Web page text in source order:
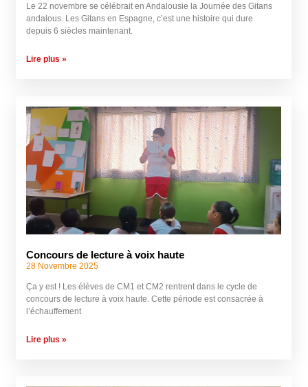
Le 22 novembre se célébrait en Andalousie la Journée des Gitans
andalous. Les Gitans en Espagne, c’est une histoire qui dure
depuis 6 siècles maintenant.
Lire plus »
Concours de lecture à voix haute
28 Novembre 2025
Ça y est ! Les élèves de CM1 et CM2 rentrent dans le cycle de
concours de lecture à voix haute. Cette période est consacrée à
l’échauffement
Lire plus »